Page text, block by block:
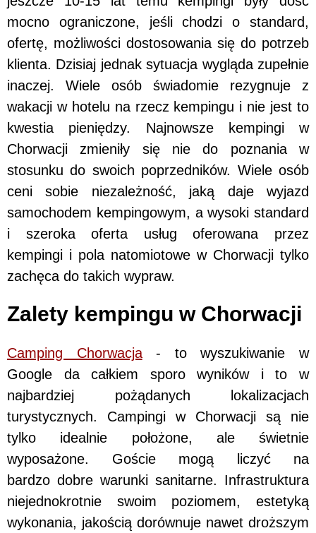
mocno ograniczone, jeśli chodzi o standard,
ofertę, możliwości dostosowania się do potrzeb
klienta. Dzisiaj jednak sytuacja wygląda zupełnie
inaczej. Wiele osób świadomie rezygnuje z
wakacji w hotelu na rzecz kempingu i nie jest to
kwestia pieniędzy. Najnowsze kempingi w
Chorwacji zmieniły się nie do poznania w
stosunku do swoich poprzedników. Wiele osób
ceni sobie niezależność, jaką daje wyjazd
samochodem kempingowym, a wysoki standard
i szeroka oferta usług oferowana przez
kempingi i pola natomiotowe w Chorwacji tylko
zachęca do takich wypraw.
Zalety kempingu w Chorwacji
Camping Chorwacja- to wyszukiwanie w
Google da całkiem sporo wyników i to w
najbardziej pożądanych lokalizacjach
turystycznych. Campingi w Chorwacji są nie
tylko idealnie położone, ale świetnie
wyposażone. Goście mogą liczyć na
bardzo dobre warunki sanitarne. Infrastruktura
niejednokrotnie swoim poziomem, estetyką
wykonania, jakością dorównuje nawet droższym